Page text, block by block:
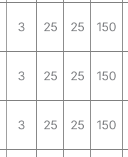
3 25 25 150
3 25 25 150
3 25 25 150